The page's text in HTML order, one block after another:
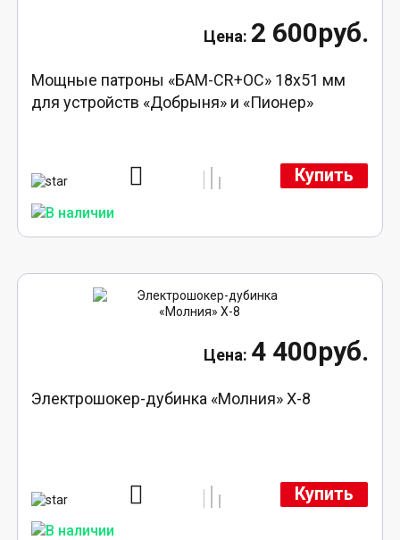
2 600руб.
Мощные патроны «БАМ-CR+ОС» 18х51 мм
для устройств «Добрыня» и «Пионер»
Купить
4 400руб.
Электрошокер-дубинка «Молния» Х-8
Купить